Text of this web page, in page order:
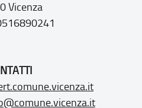
Vicenza